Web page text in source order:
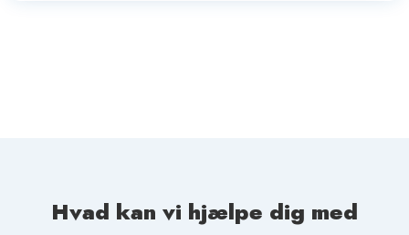
Hvad kan vi hjælpe dig med